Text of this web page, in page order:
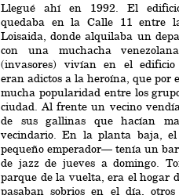
Llegué ahí en 1992. El
quedaba en la Calle 11 entre
Loisaida, donde alquilaba un
con una muchacha
(invasores) vivían en el edificio
eran adictos a la heroína, que por
mucha popularidad entre los
ciudad. Al frente un vecino
de sus gallinas que hacían
vecindario. En la planta baja,
pequeño emperador— tenía un
de jazz de jueves a domingo.
parque de la vuelta, era el hogar
pasaban sobrios en el día,